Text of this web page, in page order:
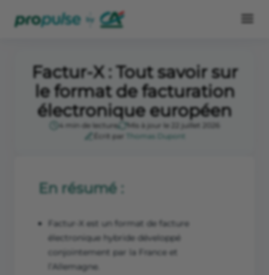
Factur-X : Tout savoir sur
le format de facturation
électronique européen
4 min de lecture
Mis à jour le 22 juillet 2026
Écrit par
Thomas Dupont
En résumé :
Factur-X est un format de facture
électronique hybride développé
conjointement par la France et
l’Allemagne.